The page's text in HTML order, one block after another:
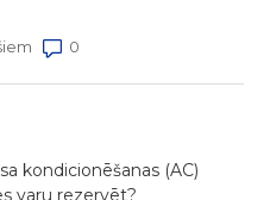
kondicionēšanas (AC)
varu rezervēt?